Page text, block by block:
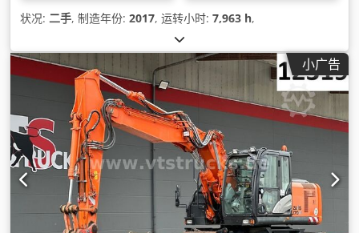
状况: 二手, 制造年份: 2017, 运转小时: 7,963 h,
小广告